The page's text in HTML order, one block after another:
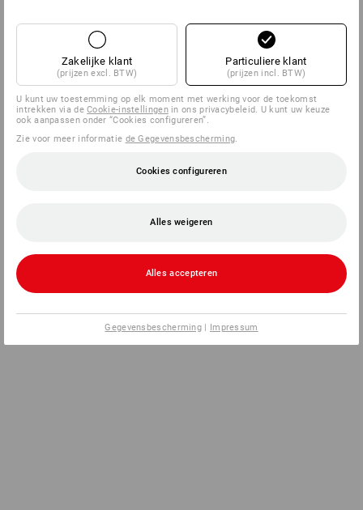
Zakelijke klant
(prijzen excl. BTW)
Particuliere klant
(prijzen incl. BTW)
U kunt uw toestemming op elk moment met werking voor de toekomst
intrekken via deCookie-instellingenin ons privacybeleid. U kunt uw keuze
ook aanpassen onder “Cookies configureren”.
Zie voor meer informatie de Gegevensbescherming.
Cookies configureren
Alles weigeren
Alles accepteren
Gegevensbescherming | Impressum